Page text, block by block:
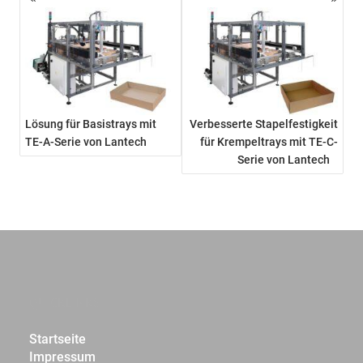
Lösung für Basistrays mit
TE-A-Serie von Lantech
Verbesserte Stapelfestigkeit
für Krempeltrays mit TE-C-
Serie von Lantech
Startseite
Impressum